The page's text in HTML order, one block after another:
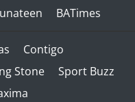
BATimes
Contigo
Stone
Sport Buzz